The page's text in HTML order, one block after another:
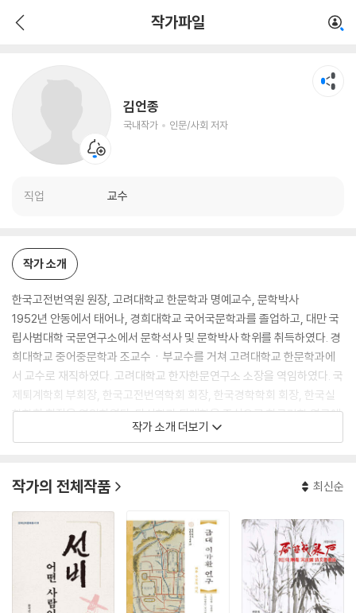
작가파일
김언종
국내작가 인문/사회 저자
직업 교수
인문/사회 저자
작가 소개
한국고전번역원 원장, 고려대학교 한문학과 명예교수, 문학박사
1952년 안동에서 태어나, 경희대학교 국어국문학과를 졸업하고, 대만 국
립사범대학 국문연구소에서 문학석사 및 문학박사 학위를 취득하였다. 경
희대학교 중어중문학과 조교수ㆍ부교수를 거쳐 고려대학교 한문학과에
서 교수로 재직하였다. 고려대학교 한자한문연구소 소장을 역임하였다. 국
제퇴계학회 부회장, 한국고전번역학회 회장, 한국경학학회 회장, 한국실
학학회 회장을 역임하였다. 다산학과 퇴계학을 중심으로 한국경학 연구에
매진하였다. 저서로 『丁茶山論語古今注原義總括考徵』(1987), 『한
일 연구』(공저, 2014) 등이 있다. 역서로 『정체전중변』(공역, 1995), 『다
산과 문산의 인성논쟁』(공역, 1996), 『다산과 석천의 경학논쟁』 (공역, 2
000), 『다산과 대산, 연천의 경학논쟁』(공역, 2000), 『다산의 경학세계』
(공역, 2002), 『역주 자학』(공역, 2008), 『역주 시경강의 1-5』(공역, 20
08), 『혼돈록』(2014), 『상서고훈 1-5』(공역, 2022) 등이 있다. 정본여유
당전서 사업에 참여하여 『시경강의』, 『상서고훈』, 『여유당전서보유』를 책
임 연구하였다.
작가 소개 더보기
작가의 전체작품 최신순